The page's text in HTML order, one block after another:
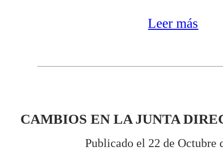
Leer más
CAMBIOS EN LA JUNTA
Publicado el 22 de Octubre